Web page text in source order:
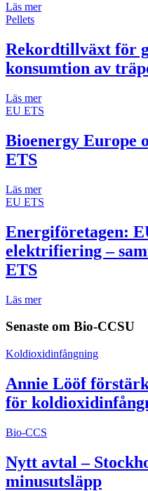
Läs mer
Pellets
Rekordtillväxt för
konsumtion av
Läs mer
EU ETS
Bioenergy Europe
ETS
Läs mer
EU ETS
Energiföretagen:
elektrifiering –
ETS
Läs mer
Senaste om Bio-CCSU
Koldioxidinfångning
Annie Lööf
för
Bio-CCS
Nytt avtal –
minusutsläpp